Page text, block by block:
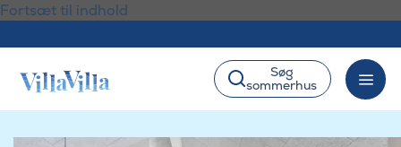
Fortsæt til indhold
Søg
sommerhus